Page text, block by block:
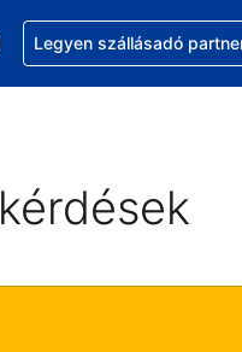
Jelenlegi
nyelvet. Jelenleg
Segítség a foglalással
Legyen szállásadó